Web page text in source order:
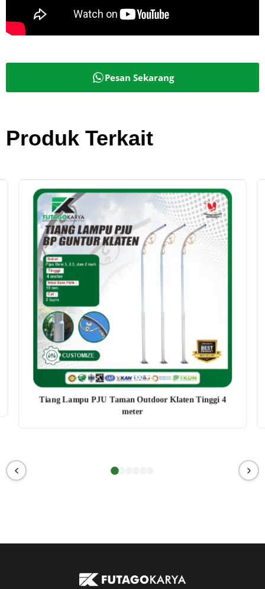
Pesan Sekarang
Produk Terkait
Tiang Lampu PJU Taman Outdoor Klaten Tinggi 4
meter